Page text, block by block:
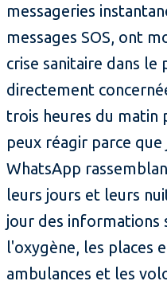
messageries
messages SOS, ont
crise sanitaire dans le
directement
trois heures du matin
peux réagir parce que
WhatsApp
leurs jours et leurs
jour des informations
l'oxygène, les places
ambulances et les